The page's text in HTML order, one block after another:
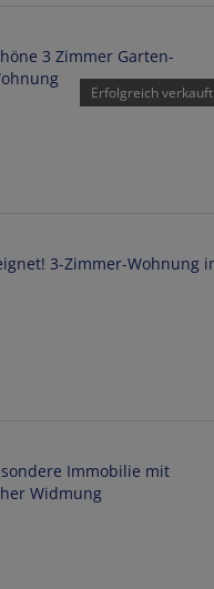
Erfolgreich verkauft